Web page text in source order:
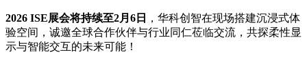
2026 ISE展会将持续至2月6日
，华科创智在现场搭建沉浸式体
验空间，诚邀全球合作伙伴与行业同仁莅临交流，共探柔性显
示与智能交互的未来可能！